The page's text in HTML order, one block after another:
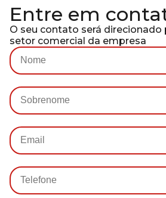
Entre em
O seu contato será direcionado
setor comercial da empresa